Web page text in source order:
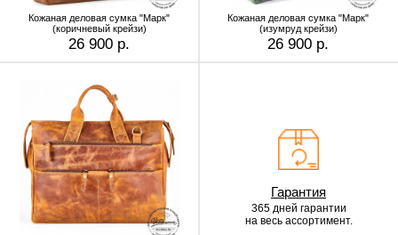
Кожаная деловая сумка "Марк"
(коричневый крейзи)
26 900 р.
Кожаная деловая сумка "Марк"
(изумруд крейзи)
26 900 р.
Гарантия
365 дней гарантии
на весь ассортимент.